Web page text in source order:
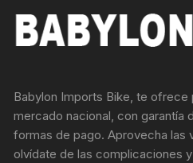
Babylon Imports Bike, te
mercado nacional, con garantía
formas de pago. Aprovecha las
olvídate de las complicaciones